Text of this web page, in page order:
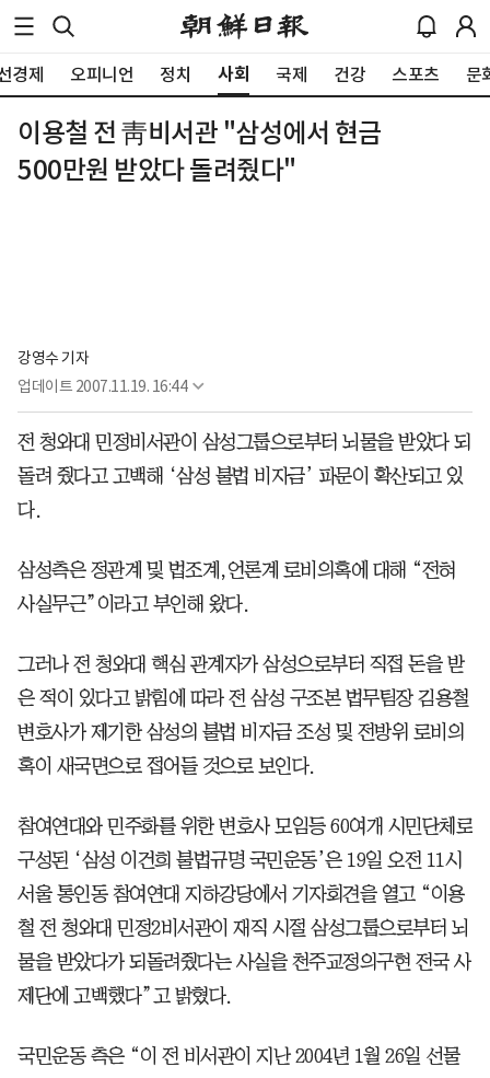
경제 오피니언 정치 사회 국제 건강 스포츠 문
이용철 전 靑비서관 "삼성에서 현금
500만원 받았다 돌려줬다"
강영수 기자
업데이트 2007.11.19. 16:44
전 청와대 민정비서관이 삼성그룹으로부터 뇌물을 받았다 되
돌려 줬다고 고백해 ‘삼성 불법 비자금’ 파문이 확산되고 있
다.
삼성측은 정관계 및 법조계,언론계 로비의혹에 대해 “전혀
사실무근”이라고 부인해 왔다.
그러나 전 청와대 핵심 관계자가 삼성으로부터 직접 돈을 받
은 적이 있다고 밝힘에 따라 전 삼성 구조본 법무팀장 김용철
변호사가 제기한 삼성의 불법 비자금 조성 및 전방위 로비의
혹이 새국면으로 접어들 것으로 보인다.
참여연대와 민주화를 위한 변호사 모임등 60여개 시민단체로
구성된 ‘삼성 이건희 불법규명 국민운동’은 19일 오전 11시
서울 통인동 참여연대 지하강당에서 기자회견을 열고 “이용
철 전 청와대 민정2비서관이 재직 시절 삼성그룹으로부터 뇌
물을 받았다가 되돌려줬다는 사실을 천주교정의구현 전국 사
제단에 고백했다”고 밝혔다.
국민운동 측은 “이 전 비서관이 지난 2004년 1월 26일 선물